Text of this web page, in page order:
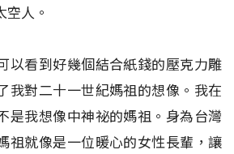
空人。
以看到好幾個結合紙錢的壓克力雕
我對二十一世紀媽祖的想像。我在
是我想像中神祕的媽祖。身為台灣
祖就像是一位暖心的女性長輩，讓